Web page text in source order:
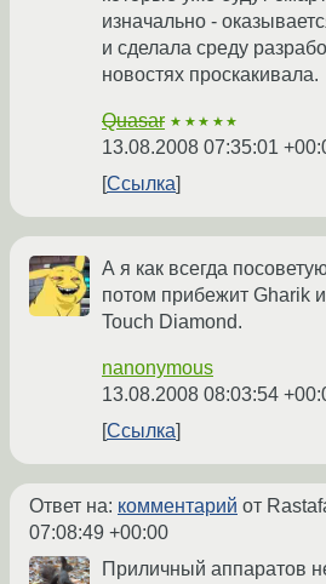
изначально -
и сделала среду
новостях проскакивала.
Quasar ★★★★★
13.08.2008 07:35:01
Ссылка
А я как всегда
потом прибежит Gharik
Touch Diamond.
nanonymous
13.08.2008 08:03:54
Ссылка
Ответ на: комментарий от
07:08:49 +00:00
Приличный аппаратов